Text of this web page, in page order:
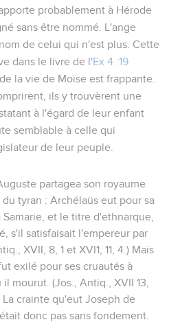
probablement à Hérode
sans être nommé. L'ange
de celui qui n'est plus. Cette
dans le livre de l'Ex 4 :19
la vie de Moïse est frappante.
ils y trouvèrent une
à l'égard de leur enfant
semblable à celle qui
de leur peuple.
partagea son royaume
tyran : Archélaüs eut pour sa
et le titre d'ethnarque,
s'il satisfaisait l'empereur par
XVII, 8, 1 et XVI1, 11, 4.) Mais
exilé pour ses cruautés à
mourut. (Jos., Antiq., XVII 13,
La crainte qu'eut Joseph de
donc pas sans fondement.